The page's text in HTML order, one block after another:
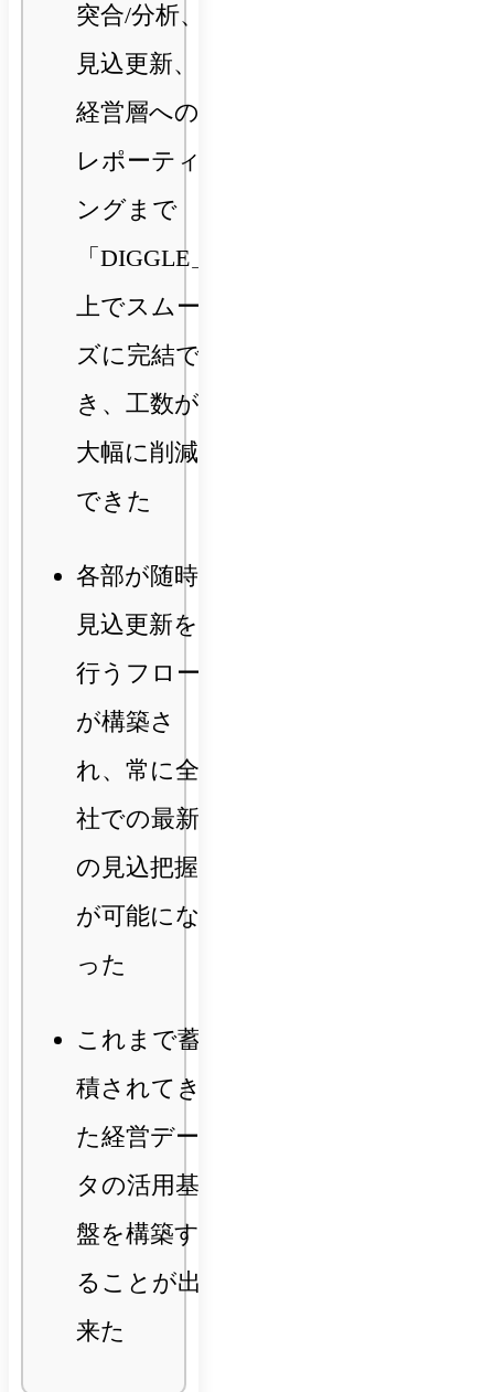
突合/分析、
見込更新、
経営層への
レポーティ
ングまで
「DIGGLE」
上でスムー
ズに完結で
き、工数が
大幅に削減
できた
各部が随時
見込更新を
行うフロー
が構築さ
れ、常に全
社での最新
の見込把握
が可能にな
った
これまで蓄
積されてき
た経営デー
タの活用基
盤を構築す
ることが出
来た